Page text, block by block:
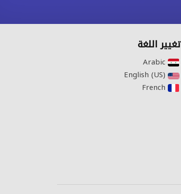
تغيير اللغة
Arabic‎
English (US)‎
French‎